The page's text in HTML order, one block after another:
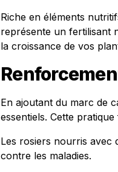
Riche en éléments
représente un fertilisant
la croissance de vos
En ajoutant du marc de
essentiels. Cette
Les rosiers nourris avec
contre les maladies.